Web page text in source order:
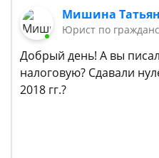
Мишина
Юрист по
Добрый день! А вы
налоговую? Сдавали
2018 гг.?